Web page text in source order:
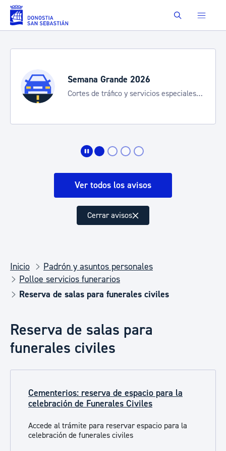
Saltar al contenido principal Buscar
Semana Grande 2026
Cortes de tráfico y servicios especiales
Ver todos los avisos
Cerrar avisos
Inicio
Padrón y asuntos personales
Polloe servicios funerarios
Reserva de salas para funerales civiles
Reserva de salas para
funerales civiles
Cementerios: reserva de espacio para la
celebración de Funerales Civiles
Accede al trámite para reservar espacio para la
celebración de funerales civiles